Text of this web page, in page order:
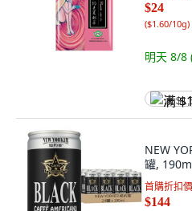
$24
($1.60/10g)
明天 8/8
满
NEW
罐,
首購折扣價
$144